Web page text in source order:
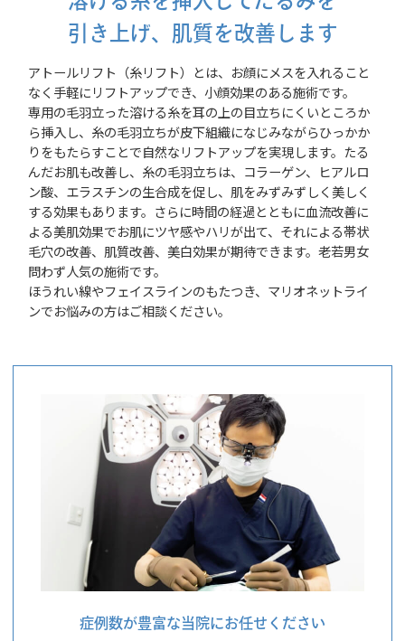
引き上げ、肌質を改善します
アトールリフト（糸リフト）とは、お顔にメスを入れること
なく手軽にリフトアップでき、小顔効果のある施術です。
専用の毛羽立った溶ける糸を耳の上の目立ちにくいところか
ら挿入し、糸の毛羽立ちが皮下組織になじみながらひっかか
りをもたらすことで自然なリフトアップを実現します。たる
んだお肌も改善し、糸の毛羽立ちは、コラーゲン、ヒアルロ
ン酸、エラスチンの生合成を促し、肌をみずみずしく美しく
する効果もあります。さらに時間の経過とともに血流改善に
よる美肌効果でお肌にツヤ感やハリが出て、それによる帯状
毛穴の改善、肌質改善、美白効果が期待できます。老若男女
問わず人気の施術です。
ほうれい線やフェイスラインのもたつき、マリオネットライ
ンでお悩みの方はご相談ください。
症例数が豊富な当院にお任せください